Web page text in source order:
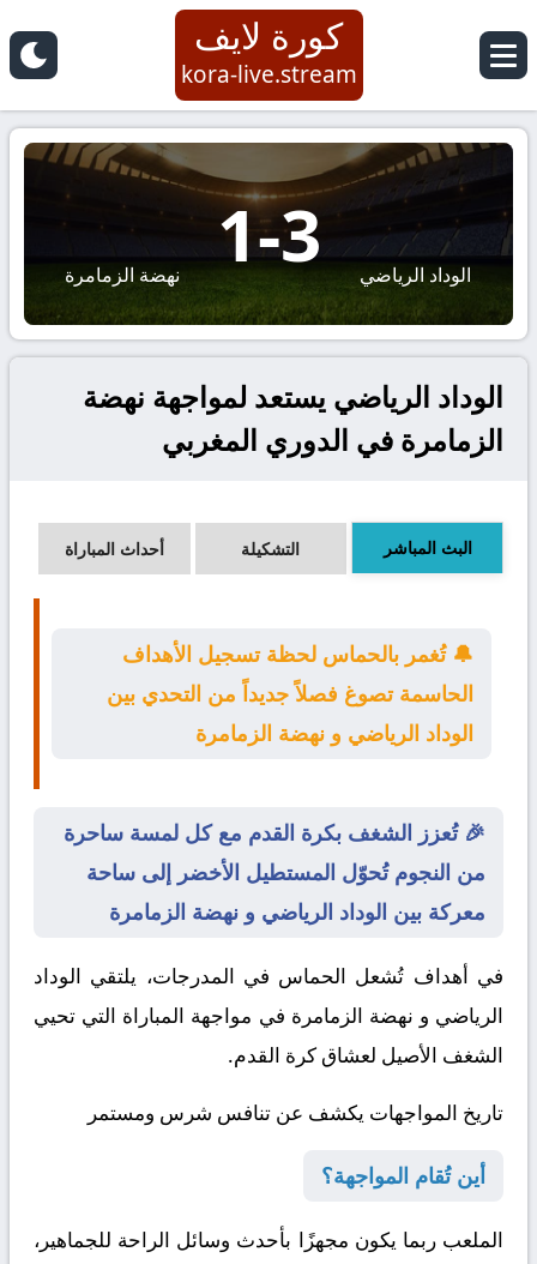
كورة لايف
kora-live.stream
الوداد الرياضي 3
-
1 نهضة الزمامرة
الوداد الرياضي يستعد لمواجهة نهضة
الزمامرة في الدوري المغربي
البث المباشر التشكيلة أحداث المباراة
🔔 تُغمر بالحماس لحظة تسجيل الأهداف
الحاسمة تصوغ فصلاً جديداً من التحدي بين
الوداد الرياضي و نهضة الزمامرة
🎉 تُعزز الشغف بكرة القدم مع كل لمسة ساحرة
من النجوم تُحوّل المستطيل الأخضر إلى ساحة
معركة بين الوداد الرياضي و نهضة الزمامرة
في أهداف تُشعل الحماس في المدرجات، يلتقي الوداد
الرياضي و نهضة الزمامرة في مواجهة المباراة التي تحيي
الشغف الأصيل لعشاق كرة القدم.
تاريخ المواجهات يكشف عن تنافس شرس ومستمر
أين تُقام المواجهة؟
الملعب ربما يكون مجهزًا بأحدث وسائل الراحة للجماهير،